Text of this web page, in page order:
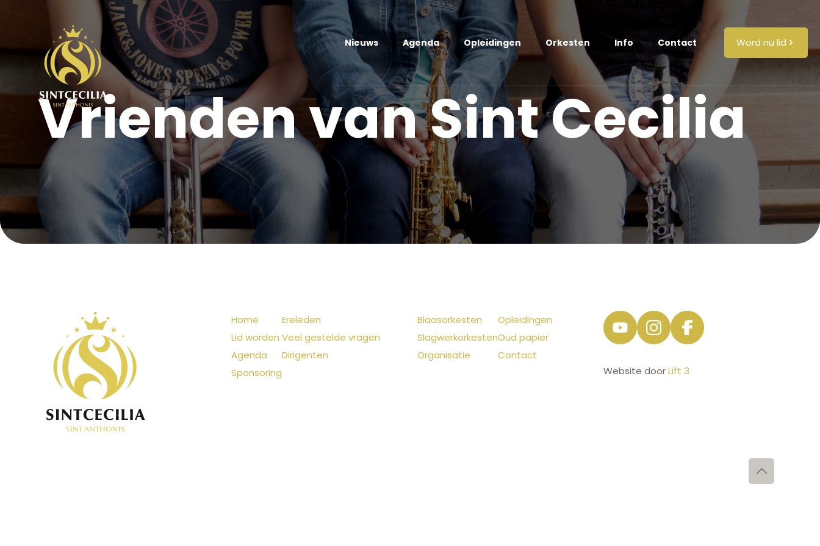
Nieuws Agenda Opleidingen Orkesten Info Contact Word nu lid
Vrienden van Sint Cecilia
Home
Lid worden
Agenda
Sponsoring
Ereleden
Veel gestelde vragen
Dirigenten
Blaasorkesten
Slagwerkorkesten
Organisatie
Opleidingen
Oud papier
Contact
Website doorLift 3